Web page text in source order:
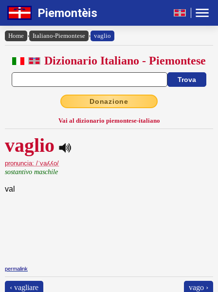
Piemontèis
Home › Italiano-Piemontese › vaglio
Dizionario Italiano - Piemontese
Donazione
Vai al dizionario piemontese-italiano
vaglio
pronuncia: /ˈvaʎʎo/
sostantivo maschile
val
permalink
‹ vagliare vago ›